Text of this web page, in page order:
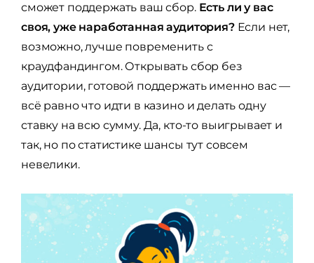
сможет поддержать ваш сбор. Есть ли у вас
своя, уже наработанная аудитория?Если нет,
возможно, лучше повременить с
краудфандингом. Открывать сбор без
аудитории, готовой поддержать именно вас —
всё равно что идти в казино и делать одну
ставку на всю сумму. Да, кто-то выигрывает и
так, но по статистике шансы тут совсем
невелики.